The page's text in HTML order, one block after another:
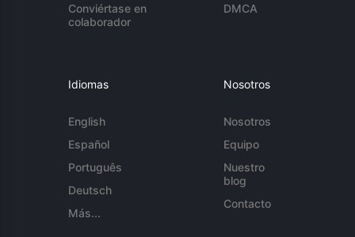
Conviértase en
colaborador
DMCA
Idiomas
English
Español
Português
Deutsch
Más...
Nosotros
Nosotros
Equipo
Nuestro
blog
Contacto